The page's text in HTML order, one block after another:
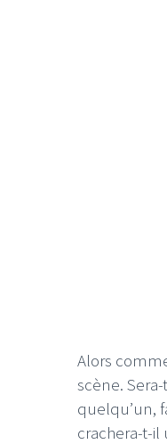
Alors
scène.
quelqu’un,
crachera-t-il